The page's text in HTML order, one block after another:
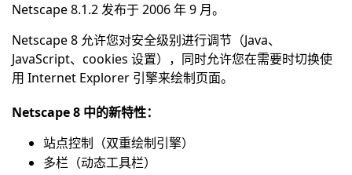
Netscape 8.1.2 发布于 2006 年 9 月。
Netscape 8 允许您对安全级别进行调节（Java、
JavaScript、cookies 设置），同时允许您在需要时切换使
用 Internet Explorer 引擎来绘制页面。
Netscape 8 中的新特性：
站点控制（双重绘制引擎）
多栏（动态工具栏）